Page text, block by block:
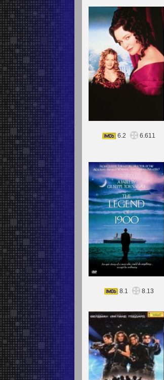
6.2
6.611
8.1
8.13